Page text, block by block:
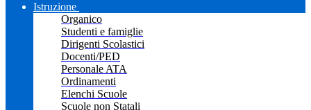
Istruzione
Organico
Studenti e famiglie
Dirigenti Scolastici
Docenti/PED
Personale ATA
Ordinamenti
Elenchi Scuole
Scuole non Statali